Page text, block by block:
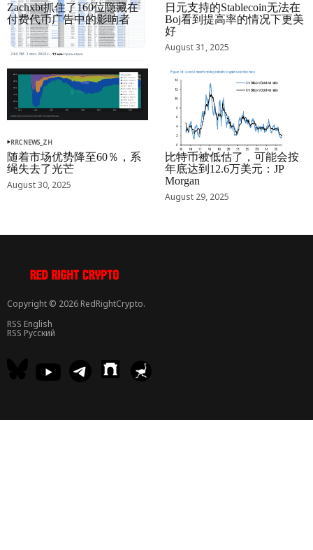
Zachxbt抓住了160位隐藏在
付费代币广告中的影响者
September 01, 2025
日元支持的Stablecoin无法在
Boj看到提高率的情况下更美
好
August 31, 2025
RRCNEWS_ZH
随着市场优势降至60％，系
绳失去了光芒
August 30, 2025
RRCNEWS_ZH
比特币被低估了，可能会按
年底达到12.6万美元：JP
Morgan
August 29, 2025
Copyright © 2026 RedRightCrypto.
RSS English
RSS Русский